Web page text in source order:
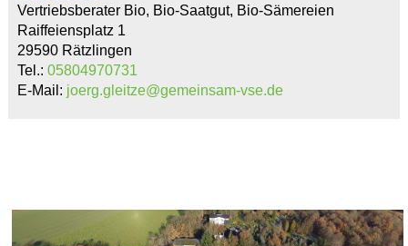
Vertriebsberater Bio, Bio-Saatgut, Bio-Sämereien
Raiffeiensplatz 1
29590 Rätzlingen
Tel.: 05804970731
E-Mail: joerg.gleitze@gemeinsam-vse.de